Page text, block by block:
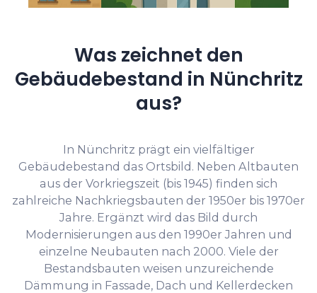
Was zeichnet den
Gebäudebestand in Nünchritz
aus?
In Nünchritz prägt ein vielfältiger
Gebäudebestand das Ortsbild. Neben Altbauten
aus der Vorkriegszeit (bis 1945) finden sich
zahlreiche Nachkriegsbauten der 1950er bis 1970er
Jahre. Ergänzt wird das Bild durch
Modernisierungen aus den 1990er Jahren und
einzelne Neubauten nach 2000. Viele der
Bestandsbauten weisen unzureichende
Dämmung in Fassade, Dach und Kellerdecken